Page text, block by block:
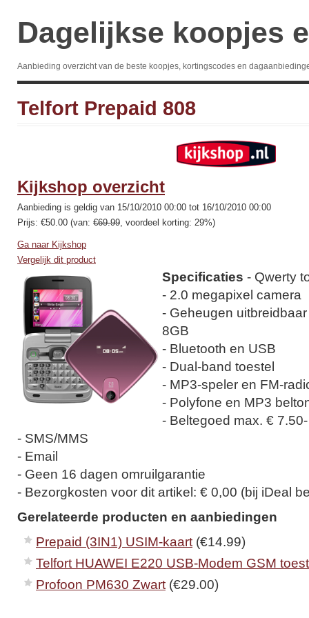
Dagelijkse koopjes
Aanbieding overzicht van de beste koopjes, kortingscodes en
Telfort Prepaid 808
Kijkshop overzicht
Aanbieding is geldig van 15/10/2010 00:00 tot 16/10/2010 00:00
Prijs: €50.00 (van: €69.99, voordeel korting: 29%)
Ga naar Kijkshop
Vergelijk dit product
Specificaties - Qwerty
- 2.0 megapixel camera
- Geheugen
8GB
- Bluetooth en USB
- Dual-band toestel
- MP3-speler en FM-
- Polyfone en MP3
- Beltegoed max. € 7.50-
- SMS/MMS
- Email
- Geen 16 dagen omruilgarantie
- Bezorgkosten voor dit artikel: € 0,00 (bij iDeal
Gerelateerde producten en aanbiedingen
Prepaid (3IN1) USIM-kaart (€14.99)
Telfort HUAWEI E220 USB-Modem GSM
Profoon PM630 Zwart (€29.00)